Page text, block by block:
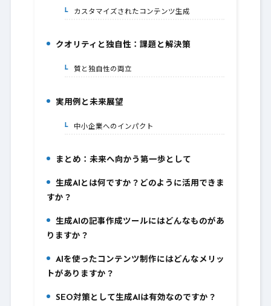
2-3.カスタマイズされたコンテンツ生成
クオリティと独自性：課題と解決策
3-1.質と独自性の両立
4.実用例と未来展望
4-1.中小企業へのインパクト
まとめ：未来へ向かう第一歩として
6.生成AIとは何ですか？どのように活用できま
すか？
7.生成AIの記事作成ツールにはどんなものがあ
りますか？
8.AIを使ったコンテンツ制作にはどんなメリッ
トがありますか？
9.SEO対策として生成AIは有効なのですか？